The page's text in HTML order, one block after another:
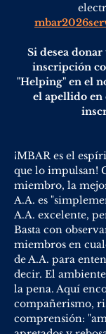
Si desea
inscripción
"Helping" en el
el apellido
¡MBAR es el
que lo impulsan!
miembro, la
A.A. es
A.A. excelente,
Basta con
miembros en
de A.A. para
decir. El
la pena. Aquí
compañerismo,
comprensión: